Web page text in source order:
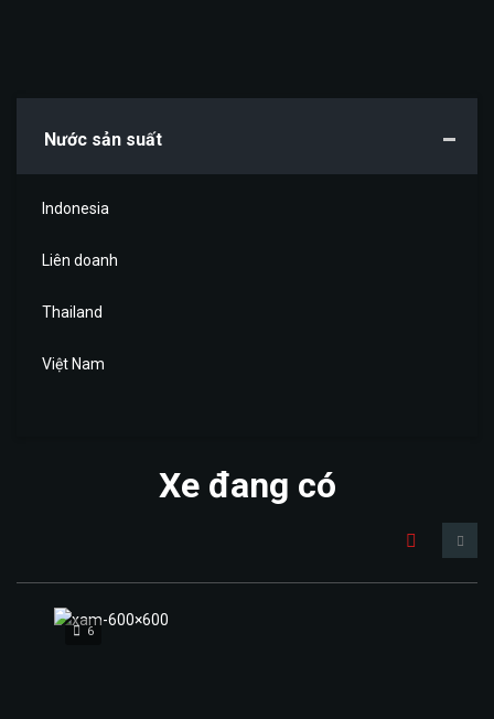
Nước sản suất
Indonesia
Liên doanh
Thailand
Việt Nam
Xe đang có
6